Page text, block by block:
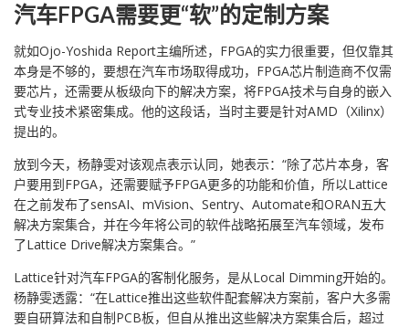
汽车FPGA需要更“软”的定制方案
就如Ojo-Yoshida Report主编所述，FPGA的实力很重要，但仅靠其
本身是不够的，要想在汽车市场取得成功，FPGA芯片制造商不仅需
要芯片，还需要从板级向下的解决方案，将FPGA技术与自身的嵌入
式专业技术紧密集成。他的这段话，当时主要是针对AMD（Xilinx）
提出的。
放到今天，杨静雯对该观点表示认同，她表示：“除了芯片本身，客
户要用到FPGA，还需要赋予FPGA更多的功能和价值，所以Lattice
在之前发布了sensAI、mVision、Sentry、Automate和ORAN五大
解决方案集合，并在今年将公司的软件战略拓展至汽车领域，发布
了Lattice Drive解决方案集合。”
Lattice针对汽车FPGA的客制化服务，是从Local Dimming开始的。
杨静雯透露：“在Lattice推出这些软件配套解决方案前，客户大多需
要自研算法和自制PCB板，但自从推出这些解决方案集合后，超过